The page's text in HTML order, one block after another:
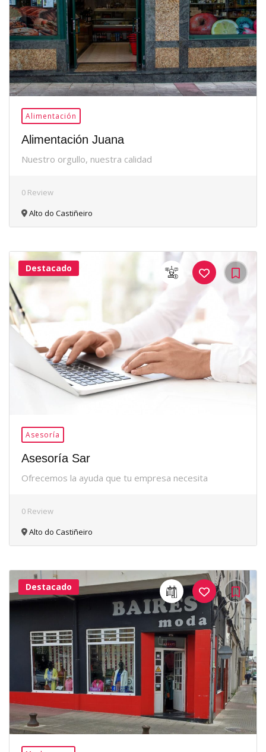
Alimentación
Alimentación Juana
Nuestro orgullo, nuestra calidad
0 Review
Alto do Castiñeiro
36Me
Gusta
Destacado
Asesoría
Asesoría Sar
Ofrecemos la ayuda que tu empresa necesita
0 Review
Alto do Castiñeiro
24Me
Gusta
Destacado